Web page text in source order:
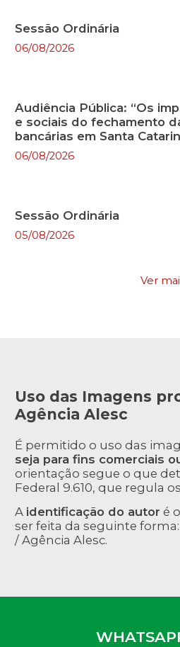
Sessão Ordinária
06/08/2026
Audiência Pública: “Os
e sociais do fechamento
bancárias em Santa
06/08/2026
Sessão Ordinária
05/08/2026
Ver
Uso das Imagens
Agência Alesc
É permitido o uso das
seja para fins comerciais
orientação segue o que
Federal 9.610, que regula
A identificação do autor é
ser feita da seguinte
/ Agência Alesc.